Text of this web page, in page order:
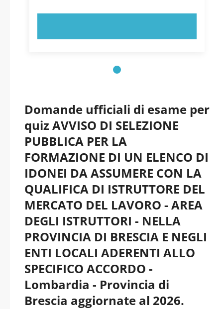
Domande ufficiali di esame per
quiz AVVISO DI SELEZIONE
PUBBLICA PER LA
FORMAZIONE DI UN ELENCO DI
IDONEI DA ASSUMERE CON LA
QUALIFICA DI ISTRUTTORE DEL
MERCATO DEL LAVORO - AREA
DEGLI ISTRUTTORI - NELLA
PROVINCIA DI BRESCIA E NEGLI
ENTI LOCALI ADERENTI ALLO
SPECIFICO ACCORDO -
Lombardia - Provincia di
Brescia aggiornate al 2026.